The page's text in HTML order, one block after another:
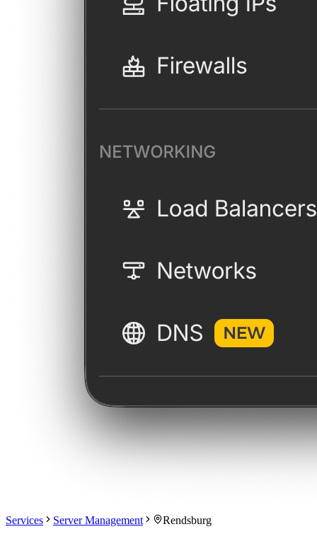
Services Server Management Rendsburg